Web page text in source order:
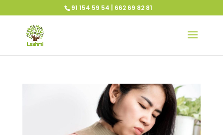
91 154 59 54 | 662 69 82 81